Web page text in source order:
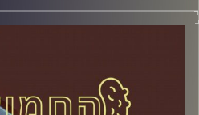
המערכת הפוליטית על ספת
דוד ופרופסור גלעד הירשברגר
קרדיט תמונות:AudioVersity